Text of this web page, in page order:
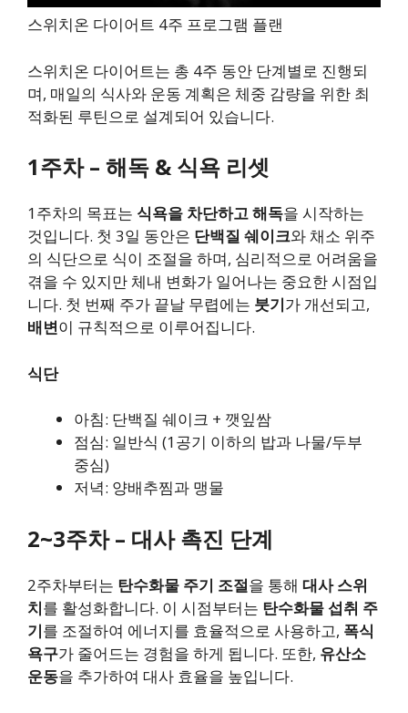
스위치온 다이어트 4주 프로그램 플랜
스위치온 다이어트는 총 4주 동안 단계별로 진행되
며, 매일의 식사와 운동 계획은 체중 감량을 위한 최
적화된 루틴으로 설계되어 있습니다.
1주차 – 해독 & 식욕 리셋
1주차의 목표는 식욕을 차단하고 해독을 시작하는
것입니다. 첫 3일 동안은 단백질 쉐이크와 채소 위주
의 식단으로 식이 조절을 하며, 심리적으로 어려움을
겪을 수 있지만 체내 변화가 일어나는 중요한 시점입
니다. 첫 번째 주가 끝날 무렵에는 붓기가 개선되고,
배변이 규칙적으로 이루어집니다.
식단
아침: 단백질 쉐이크 + 깻잎쌈
점심: 일반식 (1공기 이하의 밥과 나물/두부
중심)
저녁: 양배추찜과 맹물
2~3주차 – 대사 촉진 단계
2주차부터는 탄수화물 주기 조절을 통해 대사 스위
치를 활성화합니다. 이 시점부터는 탄수화물 섭취 주
기를 조절하여 에너지를 효율적으로 사용하고, 폭식
욕구가 줄어드는 경험을 하게 됩니다. 또한, 유산소
운동을 추가하여 대사 효율을 높입니다.